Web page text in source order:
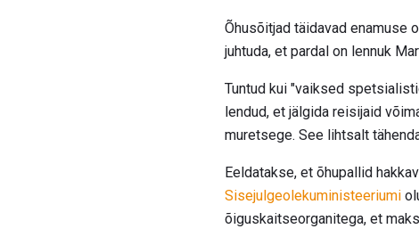
Õhusõitjad täidavad enamuse
juhtuda, et pardal on lennuk
Tuntud kui "vaiksed
lendud, et jälgida reisijaid
muretsege. See lihtsalt
Eeldatakse, et õhupallid
Sisejulgeolekuministeeriumi
õiguskaitseorganitega, et